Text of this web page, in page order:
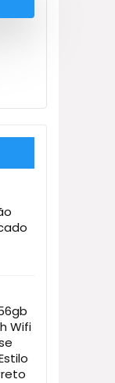
Wifi